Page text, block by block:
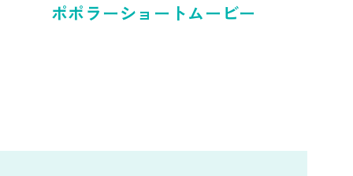
ポポラーショートムービー